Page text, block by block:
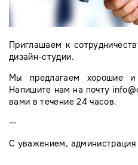
Приглашаем к
дизайн-студии.
Мы предлагаем хорошие и
Напишите нам на почту
вами в течение 24 часов.
--
С уважением, администрация